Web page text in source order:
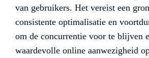
van gebruikers. Het vereist een
consistente optimalisatie en
om de concurrentie voor te blijven
waardevolle online aanwezigheid